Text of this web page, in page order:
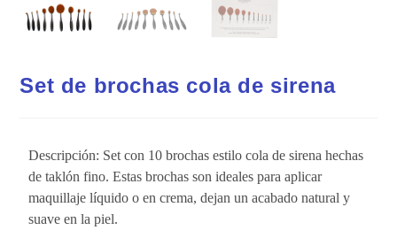
Set de brochas cola de sirena
Descripción: Set con 10 brochas estilo cola de sirena hechas
de taklón fino. Estas brochas son ideales para aplicar
maquillaje líquido o en crema, dejan un acabado natural y
suave en la piel.